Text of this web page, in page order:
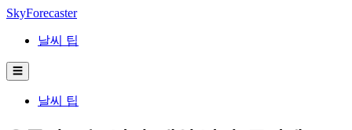
SkyForecaster
날씨 팁
☰
날씨 팁